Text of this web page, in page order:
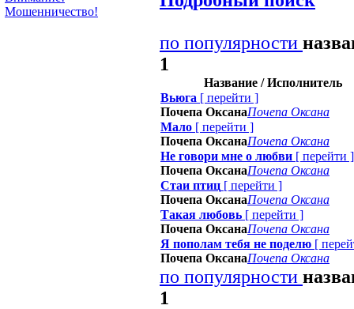
Мошенничество!
по популярности
1
Название / Исполнитель
Вьюга [ перейти ]
Почепа ОксанаПочепа Оксана
Мало [ перейти ]
Почепа ОксанаПочепа Оксана
Не говори мне о любви [ перейти ]
Почепа ОксанаПочепа Оксана
Стаи птиц [ перейти ]
Почепа ОксанаПочепа Оксана
Такая любовь [ перейти ]
Почепа ОксанаПочепа Оксана
Я пополам тебя не поделю [
Почепа ОксанаПочепа Оксана
по популярности
1